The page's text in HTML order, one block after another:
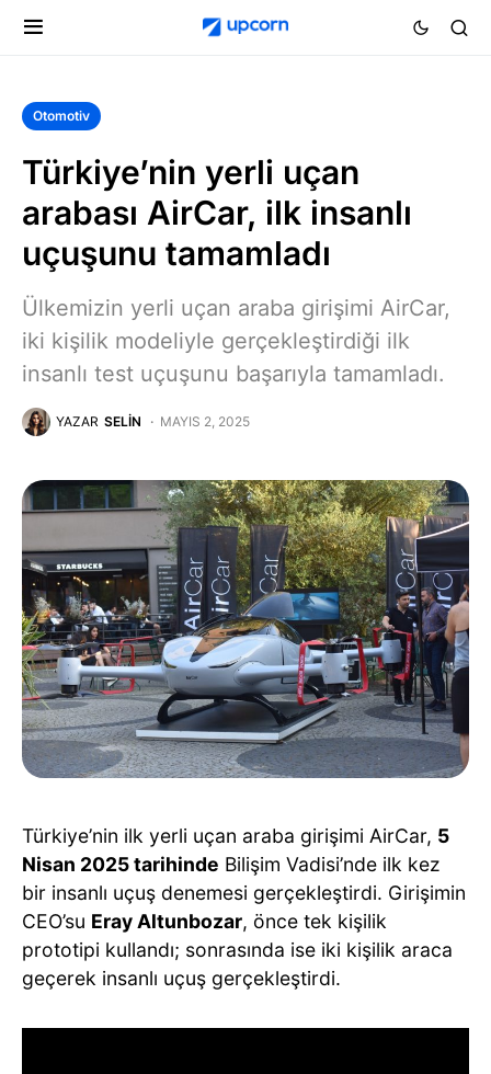
Otomotiv
Türkiye’nin yerli uçan
arabası AirCar, ilk insanlı
uçuşunu tamamladı
Ülkemizin yerli uçan araba girişimi AirCar,
iki kişilik modeliyle gerçekleştirdiği ilk
insanlı test uçuşunu başarıyla tamamladı.
YAZAR SELIN MAYIS 2, 2025
Türkiye’nin ilk yerli uçan araba girişimi AirCar, 5
Nisan 2025 tarihinde Bilişim Vadisi’nde ilk kez
bir insanlı uçuş denemesi gerçekleştirdi. Girişimin
CEO’su Eray Altunbozar, önce tek kişilik
prototipi kullandı; sonrasında ise iki kişilik araca
geçerek insanlı uçuş gerçekleştirdi.